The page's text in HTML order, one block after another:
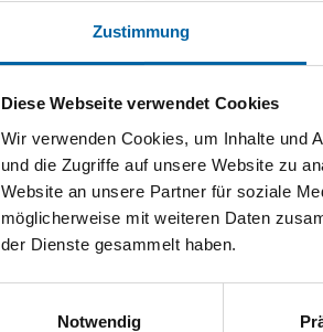
Zustimmung
Diese Webseite verwendet Cookies
Wir verwenden Cookies, um Inhalte und
und die Zugriffe auf unsere Website zu
Website an unsere Partner für soziale
möglicherweise mit weiteren Daten
der Dienste gesammelt haben.
Notwendig